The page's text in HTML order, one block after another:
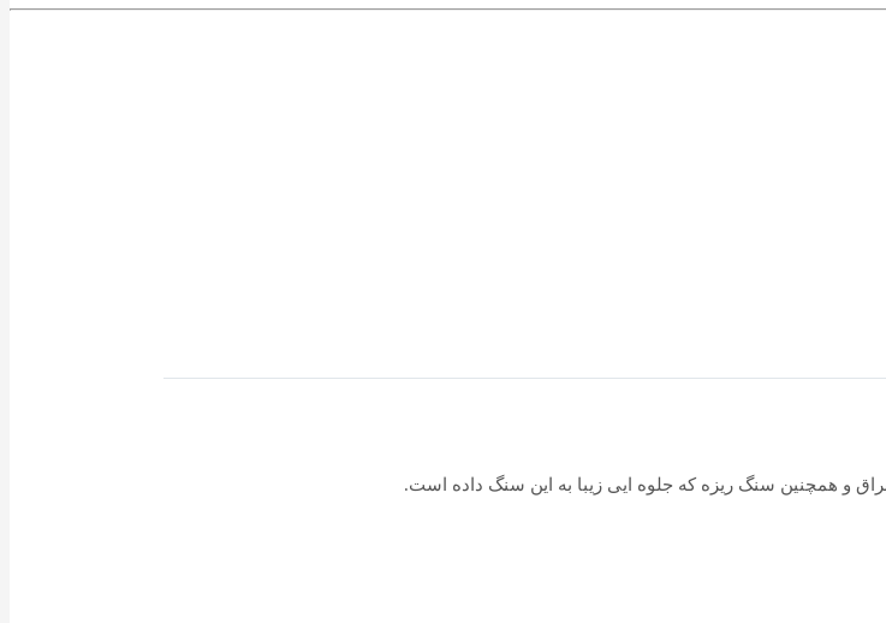
و همچنین سنگ ریزه که جلوه ایی زیبا به این سنگ داده است.